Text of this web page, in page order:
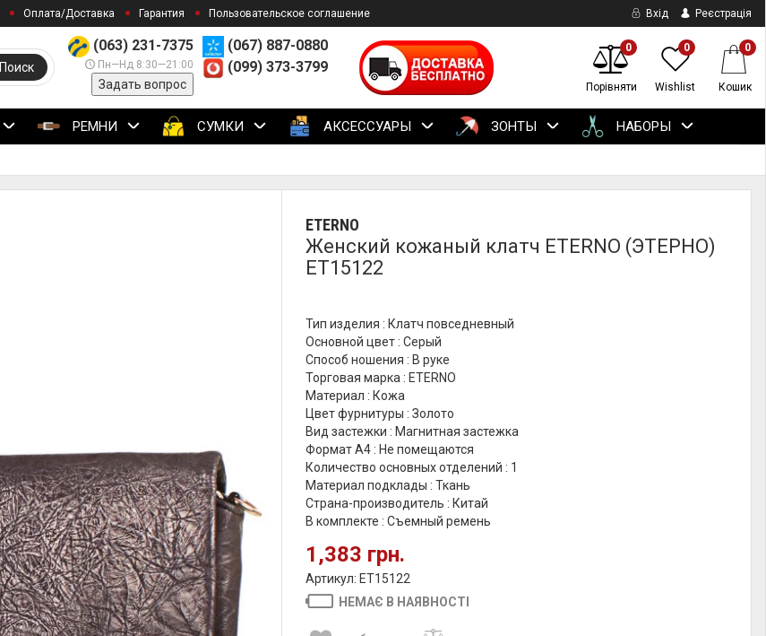
Оплата/Доставка Гарантия Пользовательское соглашение Вхід Реєстрація
(063) 231-7375
Пн—Нд 8:30—21:00
Задать вопрос
(067) 887-0880
(099) 373-3799
Поиск
0
Порівняти
0
Wishlist
0
Кошик
РЕМНИ СУМКИ АКСЕССУАРЫ ЗОНТЫ НАБОРЫ
ETERNO
Женский кожаный клатч ETERNO (ЭТЕРНО)
ET15122
Тип изделия : Клатч повседневный
Основной цвет : Серый
Способ ношения : В руке
Торговая марка : ETERNO
Материал : Кожа
Цвет фурнитуры : Золото
Вид застежки : Магнитная застежка
Формат А4 : Не помещаются
Количество основных отделений : 1
Материал подклады : Ткань
Страна-производитель : Китай
В комплекте : Съемный ремень
1,383 грн.
Артикул: ET15122
НЕМАЄ В НАЯВНОСТІ